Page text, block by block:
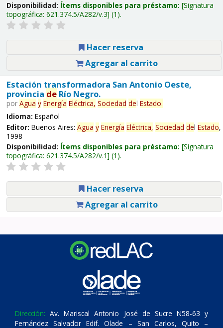
Disponibilidad: Ítems disponibles para préstamo: Signatura
topográfica: 621.374.5/A282/v.3 (1).
Hacer reserva
Agregar al carrito
Estación transformadora San Antonio Oeste,
provincia deRío Negro.
por Agua y Energía Eléctrica, Sociedad del Estado.
Idioma: Español
Editor: Buenos Aires: Agua y Energía Eléctrica, Sociedad del Estado,
1998
Disponibilidad: Ítems disponibles para préstamo: Signatura
topográfica: 621.374.5/A282/v.1 (1).
Hacer reserva
Agregar al carrito
Dirección: Av. Mariscal Antonio José de Sucre N58-63 y
Fernández Salvador Edif. Olade – San Carlos, Quito –